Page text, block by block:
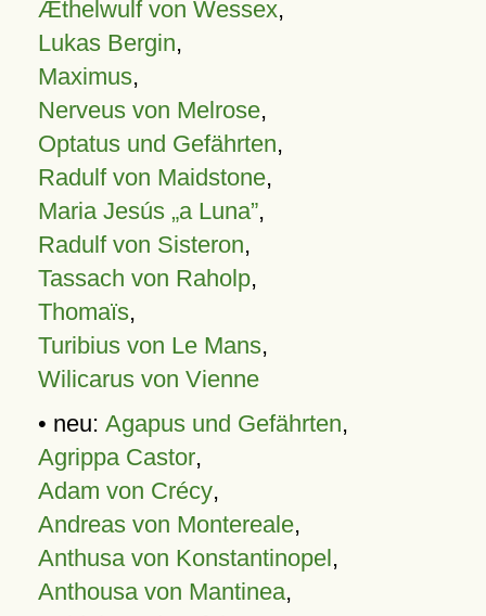
Æthelwulf von Wessex,
Lukas Bergin,
Maximus,
Nerveus von Melrose,
Optatus und Gefährten,
Radulf von Maidstone,
Maria Jesús „a Luna”,
Radulf von Sisteron,
Tassach von Raholp,
Thomaïs,
Turibius von Le Mans,
Wilicarus von Vienne
• neu: Agapus und Gefährten,
Agrippa Castor,
Adam von Crécy,
Andreas von Montereale,
Anthusa von Konstantinopel,
Anthousa von Mantinea,